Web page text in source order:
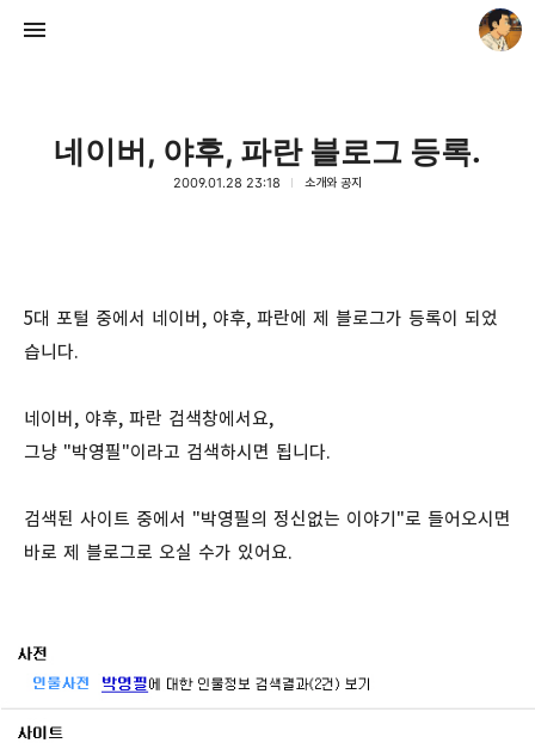
네이버, 야후, 파란 블로그 등록.
2009.01.28 23:18 소개와 공지
5대 포털 중에서 네이버, 야후, 파란에 제 블로그가 등록이 되었
습니다.
네이버, 야후, 파란 검색창에서요,
그냥 "박영필"이라고 검색하시면 됩니다.
검색된 사이트 중에서 "박영필의 정신없는 이야기"로 들어오시면
바로 제 블로그로 오실 수가 있어요.